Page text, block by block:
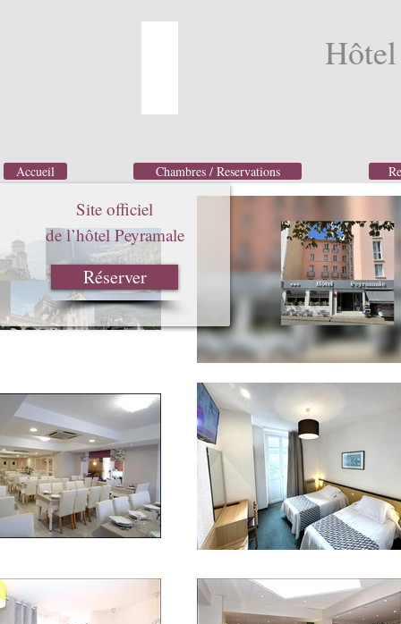
Accueil Chambres / Reservations
Site officiel
de l’hôtel Peyramale
Réserver